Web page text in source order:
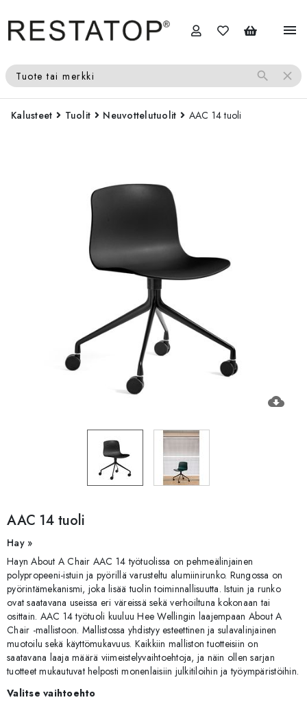
menu
Tuote tai merkki search close
Kalusteet Tuolit Neuvottelutuolit AAC 14 tuoli
cloud_download
AAC 14 tuoli
Hay »
Hayn About A Chair AAC 14 työtuolissa on pehmeälinjainen
polypropeeni-istuin ja pyörillä varusteltu alumiinirunko. Rungossa on
pyörintämekanismi, joka lisää tuolin toiminnallisuutta. Istuin ja runko
ovat saatavana useissa eri väreissä sekä verhoiltuna kokonaan tai
osittain. AAC 14 työtuoli kuuluu Hee Wellingin laajempaan About A
Chair -mallistoon. Mallistossa yhdistyy esteettinen ja sulavalinjainen
muotoilu sekä käyttömukavuus. Kaikkiin malliston tuotteisiin on
saatavana laaja määrä viimeistelyvaihtoehtoja, ja näin ollen sarjan
tuotteet mukautuvat helposti monenlaisiin julkitiloihin ja työympäristöihin.
Valitse vaihtoehto